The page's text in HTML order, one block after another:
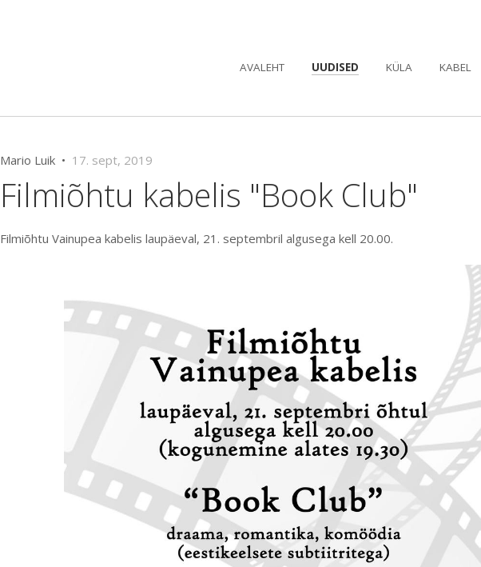
AVALEHT UUDISED KÜLA KABEL
Mario Luik • 17. sept, 2019
Filmiõhtu kabelis "Book Club"
Filmiõhtu Vainupea kabelis laupäeval, 21. septembril algusega kell 20.00.